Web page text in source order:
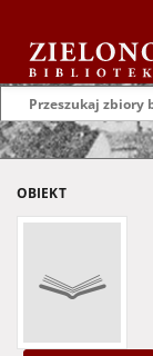
OBIEKT